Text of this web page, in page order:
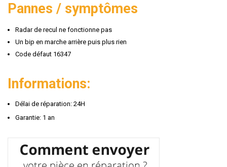
Pannes / symptômes
Radar de recul ne fonctionne pas
Un bip en marche arrière puis plus rien
Code défaut 16347
Informations:
Délai de réparation: 24H
Garantie: 1 an